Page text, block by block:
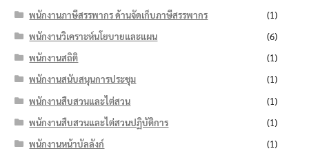
พนักงานภาษีสรรพากร ด้านจัดเก็บภาษีสรรพากร
(1)
พนักงานวิเคราะห์นโยบายและแผน
(6)
พนักงานสถิติ
(1)
พนักงานสนับสนุนการประชุม
(1)
พนักงานสืบสวนและไต่สวน
(1)
พนักงานสืบสวนและไต่สวนปฏิบัติการ
(1)
พนักงานหน้าบัลลังก์
(1)